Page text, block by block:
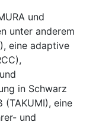
und
unter anderem
eine adaptive
in Schwarz
(TAKUMI), eine
und